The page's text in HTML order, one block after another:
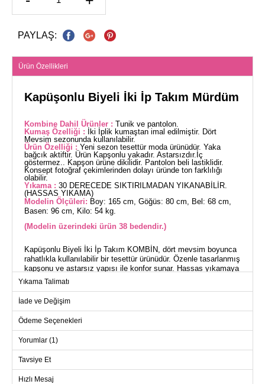
PAYLAŞ:
Ürün Özellikleri
Kapüşonlu Biyeli İki İp Takım Mürdüm
Kombine Dahil Ürünler : Tunik ve pantolon.
Kumaş Özelliği :
İki İplik kumaştan imal edilmiştir. Dört
Mevsim sezonunda kullanılabilir.
Ürün Özelliği : Yeni sezon tesettür moda ürünüdür. Yaka
bağcık aktiftir. Ürün Kapşonlu yakadır. Astarsızdır.İç
göstermez.. Kapşon ürüne dikilidir. Pantolon beli lastiklidir.
Konsept fotoğraf çekimlerinden dolayı üründe ton farklılığı
olabilir.
Yıkama : 30 DERECEDE SIKTIRILMADAN YIKANABİLİR.
(HASSAS YIKAMA)
Modelin Ölçüleri: Boy: 165 cm, Göğüs: 80 cm, Bel: 68 cm,
Basen: 96 cm, Kilo: 54 kg.
(Modelin üzerindeki ürün 38 bedendir.)
Kapüşonlu Biyeli İki İp Takım KOMBİN, dört mevsim boyunca
rahatlıkla kullanılabilir bir tesettür ürünüdür. Özenle tasarlanmış
kapşonu ve astarsız yapısı ile konfor sunar. Hassas yıkamaya
uygun olan bu takım, 30 derecede yıkanabilir ve iç göstermez.
sağlar.
TUNİK BEDEN ÖLÇÜLERİ
(CM)
Beden
Yıkama Talimatı
İade ve Değişim
Ödeme Seçenekleri
Yorumlar (1)
Tavsiye Et
Hızlı Mesaj